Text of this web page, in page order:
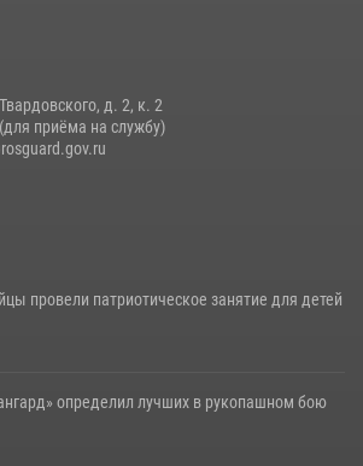
Росгвардия (видео)
места массового пребывания молодежи в
д. 2, к. 2
приёма на службу)
провели патриотическое занятие для детей
определил лучших в рукопашном бою